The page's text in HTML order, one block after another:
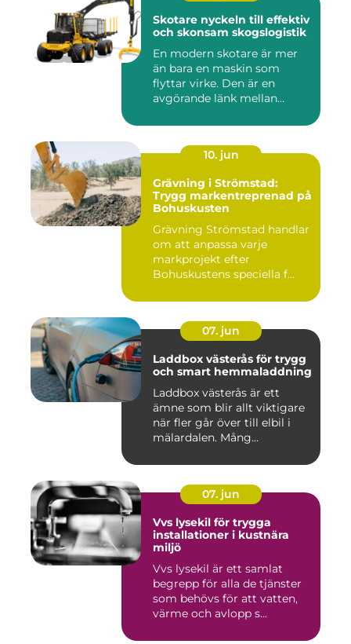
Skotare nyckeln till effektiv
och skonsam skogslogistik
En modern skotare är mer
än bara en maskin som
flyttar virke. Den är en
avgörande länk mellan
10. jun
Grävning i Strömstad:
Trygg markentreprenad på
Bohuskusten
Grävning Strömstad handlar
om att anpassa varje
markprojekt efter
Bohuskustens speciella f...
07. jun
Laddbox västerås för trygg
och smart hemmaladdning
Laddbox västerås är ett
ämne som blir allt viktigare
när fler går över till elbil i
mälardalen. Mång...
07. jun
Vvs lysekil för trygga
installationer i kustnära
miljö
Vvs lysekil är ett samlat
begrepp för alla de tjänster
som behövs för att vatten,
värme och avlopp s...